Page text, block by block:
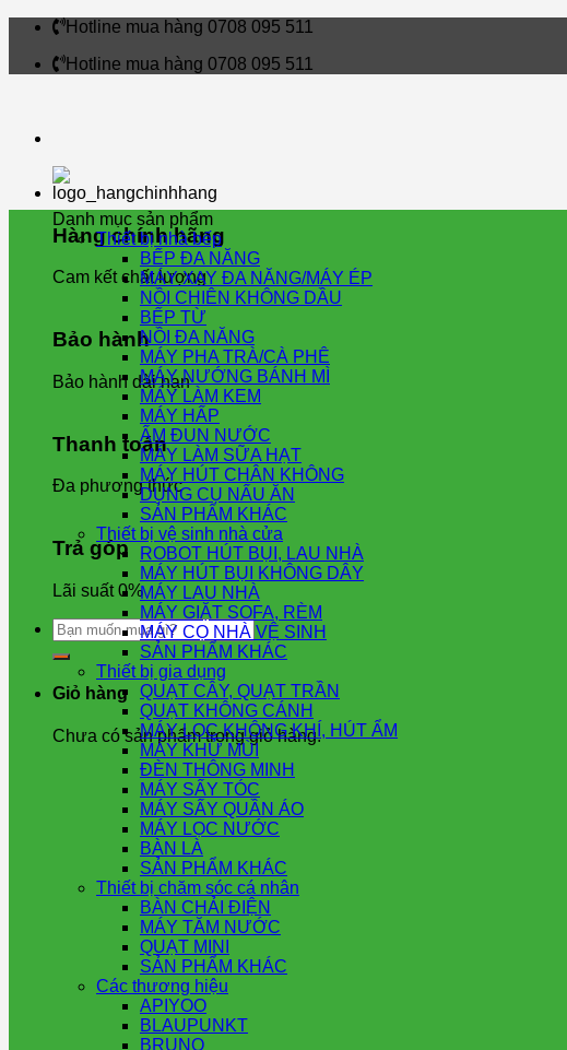
Skip
content
Hotline mua hàng 0708 095 511
Hotline mua hàng 0708 095 511
Hàng chính hãng
Cam kết chất lượng
Bảo hành
Bảo hành dài hạn
Thanh toán
Đa phương thức
Trả góp
Lãi suất 0%
Tìm
kiếm:
Giỏ hàng
Chưa có sản phẩm trong giỏ hàng.
Danh mục sản phẩm
Thiết bị nhà bếp
BẾP ĐA NĂNG
MÁY XAY ĐA NĂNG/MÁY ÉP
NỒI CHIÊN KHÔNG DẦU
BẾP TỪ
NỒI ĐA NĂNG
MÁY PHA TRÀ/CÀ PHÊ
MÁY NƯỚNG BÁNH MÌ
MÁY LÀM KEM
MÁY HẤP
ẤM ĐUN NƯỚC
MÁY LÀM SỮA HẠT
MÁY HÚT CHÂN KHÔNG
DỤNG CỤ NẤU ĂN
SẢN PHẨM KHÁC
Thiết bị vệ sinh nhà cửa
ROBOT HÚT BỤI, LAU NHÀ
MÁY HÚT BỤI KHÔNG DÂY
MÁY LAU NHÀ
MÁY GIẶT SOFA, RÈM
MÁY CỌ NHÀ VỆ SINH
SẢN PHẨM KHÁC
Thiết bị gia dụng
QUẠT CÂY, QUẠT TRẦN
QUẠT KHÔNG CÁNH
MÁY LỌC KHÔNG KHÍ, HÚT ẨM
MÁY KHỬ MÙI
ĐÈN THÔNG MINH
MÁY SẤY TÓC
MÁY SẤY QUẦN ÁO
MÁY LỌC NƯỚC
BÀN LÀ
SẢN PHẨM KHÁC
Thiết bị chăm sóc cá nhân
BÀN CHẢI ĐIỆN
MÁY TĂM NƯỚC
QUẠT MINI
SẢN PHẨM KHÁC
Các thương hiệu
APIYOO
BLAUPUNKT
BRUNO